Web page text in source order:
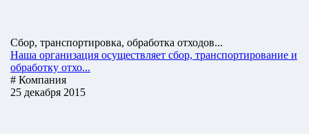
Сбор, транспортировка, обработка отходов...
Наша организация осуществляет сбор, транспортирование и
обработку отхо...
# Компания
25 декабря 2015